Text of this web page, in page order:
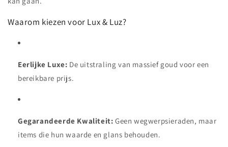
Waarom kiezen voor Lux & Luz?
Eerlijke Luxe: De uitstraling van massief goud voor een
bereikbare prijs.
Gegarandeerde Kwaliteit: Geen wegwerpsieraden, maar
items die hun waarde en glans behouden.